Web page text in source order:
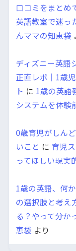
口コミをまとめ
英語教室で迷っ
んママの知恵袋
ディズニー英語
正直レポ｜1歳
ト に 1歳の英語
システムを体験
0歳育児がしん
いこと に 育児
ってほしい現実
1歳の英語、何
の選択肢と考え
る？やって分か
恵袋 より